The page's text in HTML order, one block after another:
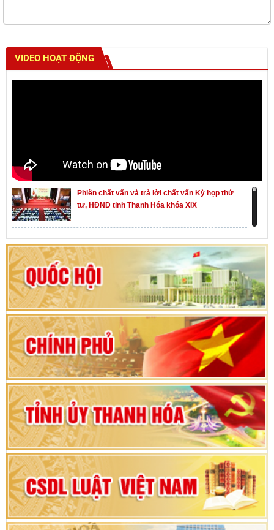
VIDEO HOẠT ĐỘNG
Phiên chất vấn và trả lời chất vấn Kỳ họp thứ
tư, HĐND tỉnh Thanh Hóa khóa XIX
Khai mạc kỳ họp thứ Nhất, Quốc hội khóa XVI
Hướng dẫn quy trình bỏ phiếu bầu cử ĐBQH
khoá XVI và đại biểu HĐND các cấp nhiệm kỳ
2026-2031
80 năm Quốc hội Việt Nam: vì lợi ích Nhân dân,
vì sự phát triển của đất nước
Bộ Chính trị duyệt nội dung Đại hội đại biểu
Đảng bộ tỉnh Thanh Hóa lần thứ XX, nhiệm kỳ
2025 - 2030
Đại hội đại biểu Đảng bộ xã Yên Thọ lần thứ I,
nhiệm kỳ 2025 – 2030
Đại hội Đảng bộ xã Yên Ninh lần thứ nhất,
nhiệm kỳ 2025 - 2030
Khai mạc Kỳ họp bất thường lần thứ 9, Quốc